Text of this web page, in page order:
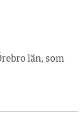
län, som